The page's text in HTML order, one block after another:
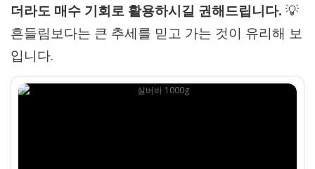
더라도 매수 기회로 활용하시길 권해드립니다. 💡
흔들림보다는 큰 추세를 믿고 가는 것이 유리해 보
입니다.